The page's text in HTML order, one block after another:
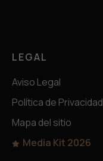
LEGAL
Aviso Legal
Política de Privacidad
Mapa del sitio
Media Kit 2026